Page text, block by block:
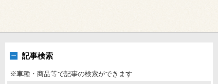
記事検索
※車種・商品等で記事の検索ができます